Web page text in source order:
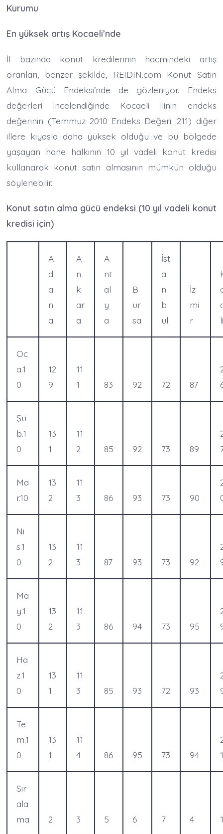
Kurumu
En yüksek artış Kocaeli’nde
İl bazında konut kredilerinin hacmindeki artış
oranları, benzer şekilde, REIDIN.com Konut Satın
Alma Gücü Endeksi’nde de gözleniyor. Endeks
değerleri incelendiğinde Kocaeli ilinin endeks
değerinin (Temmuz 2010 Endeks Değeri: 211) diğer
illere kıyasla daha yüksek olduğu ve bu bölgede
yaşayan hane halkının 10 yıl vadeli konut kredisi
kullanarak konut satın almasının mümkün olduğu
söylenebilir.
Konut satın alma gücü endeksi (10 yıl vadeli konut
kredisi için)
A
d
a
n
a
A
n
k
ar
a
A
nt
al
y
a
B
ur
sa
İst
a
n
b
ul
İz
mi
r
Oc
a.1
0
12
9
11
1
83 92 72 87
Şu
b.1
0
13
1
11
2
85 92 73 89
Ma
r.10
13
2
11
3
86 93 73 90
Ni
s.1
0
13
2
11
3
87 93 73 92
Ma
y.1
0
13
2
11
3
86 94 73 95
Ha
z.1
0
13
1
11
3
85 93 72 93
Te
m.1
0
13
1
11
4
86 95 73 94
Sır
ala
ma
2 3 5 6 7 4